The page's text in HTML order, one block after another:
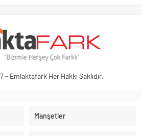
Emlaktafark Her Hakkı Saklıdır.
Manşetler